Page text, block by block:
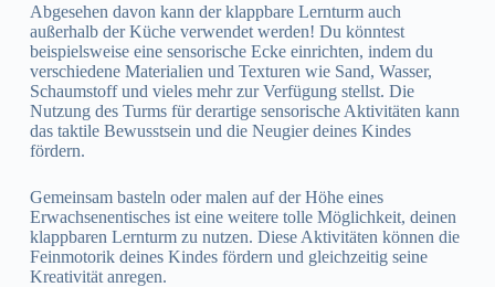
Abgesehen davon kann der klappbare Lernturm auch
außerhalb der Küche verwendet werden! Du könntest
beispielsweise eine sensorische Ecke einrichten, indem du
verschiedene Materialien und Texturen wie Sand, Wasser,
Schaumstoff und vieles mehr zur Verfügung stellst. Die
Nutzung des Turms für derartige sensorische Aktivitäten kann
das taktile Bewusstsein und die Neugier deines Kindes
fördern.
Gemeinsam basteln oder malen auf der Höhe eines
Erwachsenentisches ist eine weitere tolle Möglichkeit, deinen
klappbaren Lernturm zu nutzen. Diese Aktivitäten können die
Feinmotorik deines Kindes fördern und gleichzeitig seine
Kreativität anregen.